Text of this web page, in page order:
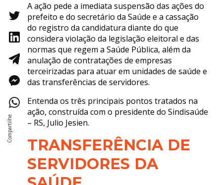
A ação pede a imediata suspensão das ações do
prefeito e do secretário da Saúde e a cassação
do registro da candidatura diante do que
considera violação da legislação eleitoral e das
normas que regem a Saúde Pública, além da
anulação de contratações de empresas
terceirizadas para atuar em unidades de saúde e
das transferências de servidores.
Entenda os três principais pontos tratados na
ação, construída com o presidente do Sindisaúde
– RS, Julio Jesien.
TRANSFERÊNCIA DE
SERVIDORES DA